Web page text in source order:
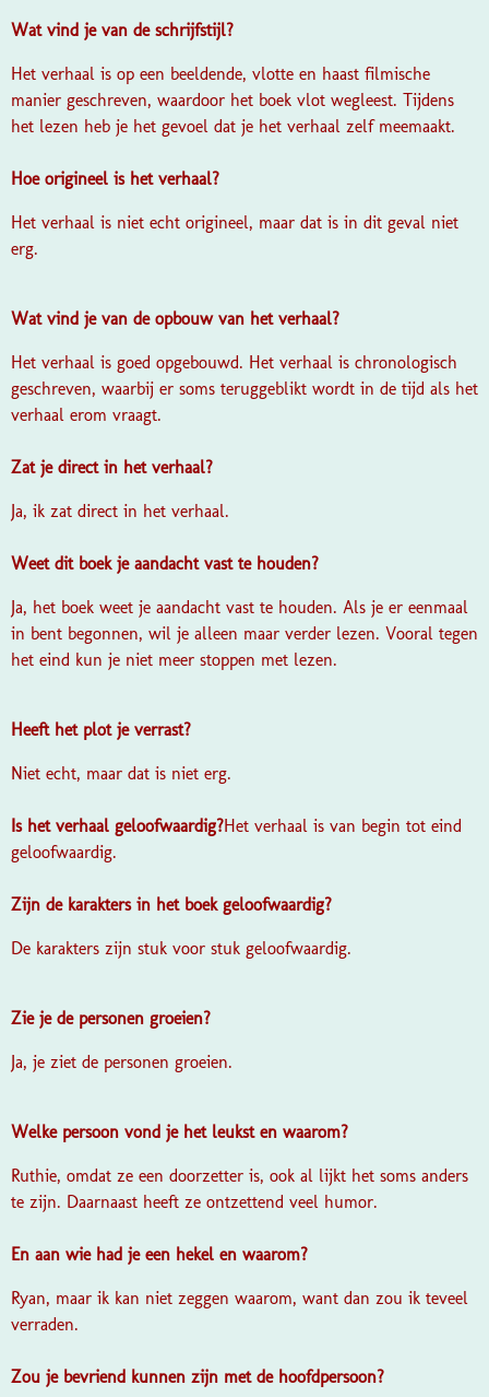
Wat vind je van de schrijfstijl?
Het verhaal is op een beeldende, vlotte en haast filmische
manier geschreven, waardoor het boek vlot wegleest. Tijdens
het lezen heb je het gevoel dat je het verhaal zelf meemaakt.
Hoe origineel is het verhaal?
Het verhaal is niet echt origineel, maar dat is in dit geval niet
erg.
Wat vind je van de opbouw van het verhaal?
Het verhaal is goed opgebouwd. Het verhaal is chronologisch
geschreven, waarbij er soms teruggeblikt wordt in de tijd als het
verhaal erom vraagt.
Zat je direct in het verhaal?
Ja, ik zat direct in het verhaal.
Weet dit boek je aandacht vast te houden?
Ja, het boek weet je aandacht vast te houden. Als je er eenmaal
in bent begonnen, wil je alleen maar verder lezen. Vooral tegen
het eind kun je niet meer stoppen met lezen.
Heeft het plot je verrast?
Niet echt, maar dat is niet erg.
Is het verhaal geloofwaardig?Het verhaal is van begin tot eind
geloofwaardig.
Zijn de karakters in het boek geloofwaardig?
De karakters zijn stuk voor stuk geloofwaardig.
Zie je de personen groeien?
Ja, je ziet de personen groeien.
Welke persoon vond je het leukst en waarom?
Ruthie, omdat ze een doorzetter is, ook al lijkt het soms anders
te zijn. Daarnaast heeft ze ontzettend veel humor.
En aan wie had je een hekel en waarom?
Ryan, maar ik kan niet zeggen waarom, want dan zou ik teveel
verraden.
Zou je bevriend kunnen zijn met de hoofdpersoon?